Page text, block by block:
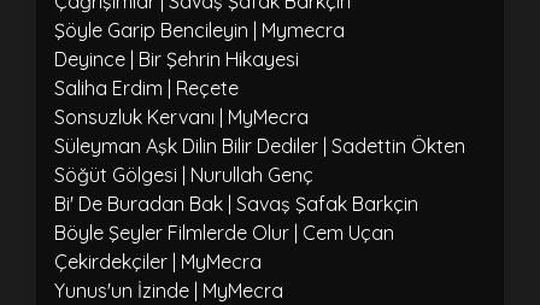
Şöyle Garip Bencileyin | Mymecra
Deyince | Bir Şehrin Hikayesi
Saliha Erdim | Reçete
Sonsuzluk Kervanı | MyMecra
Süleyman Aşk Dilin Bilir Dediler | Sadettin Ökten
Söğüt Gölgesi | Nurullah Genç
Bi' De Buradan Bak | Savaş Şafak Barkçin
Böyle Şeyler Filmlerde Olur | Cem Uçan
Çekirdekçiler | MyMecra
Yunus'un İzinde | MyMecra